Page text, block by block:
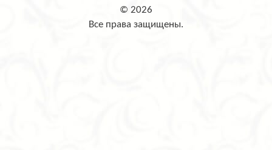
© 2026
Все права защищены.